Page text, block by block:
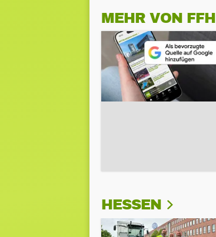
MEHR VON FFH
HESSEN